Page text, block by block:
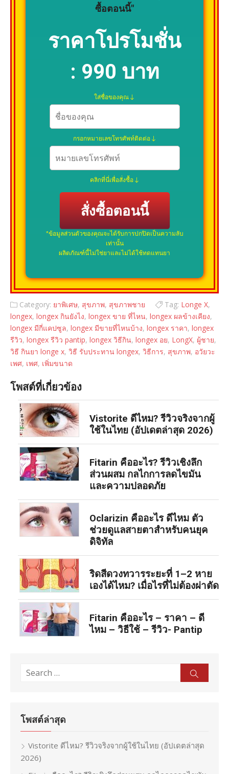
ซื้อตอนนี้"
ราคาโปรโมชั่น
: 990 บาท
ใส่ชื่อของคุณ
กรอกหมายเลขโทรศัพท์ติดต่อ
คลิกที่นี่เพื่อสั่งซื้อ
สั่งซื้อตอนนี้
*ข้อมูลส่วนตัวของคุณจะได้รับการปกปิดเป็นความลับ
เท่านั้น
ผลิตภัณฑ์นี้ไม่ใช่ยาและไม่ได้ใช้ทดแทนยา
Category: ยาพิเศษ, สุขภาพ, สุขภาพชาย Tag: Longe X,
longex, longex กินยังไง, longex ขาย ที่ไหน, longex ผลข้างเคียง,
longex มีกี่แคปซูล, longex มีขายที่ไหนบ้าง, longex ราคา, longex
รีวิว, longex รีวิว pantip, longex วิธีกิน, longex อย, LongX, ผู้ชาย,
วิธี กินยา longe x, วิธี รับประทาน longex, วิธีการ, สุขภาพ, อวัยวะ
เพศ, เพศ, เพิ่มขนาด
โพสต์ที่เกี่ยวข้อง
Vistorite ดีไหม? รีวิวจริงจากผู้
ใช้ในไทย (อัปเดตล่าสุด 2026)
Fitarin คืออะไร? รีวิวเชิงลึก
ส่วนผสม กลไกการลดไขมัน
และความปลอดภัย
Oclarizin คืออะไร ดีไหม ตัว
ช่วยดูแลสายตาสำหรับคนยุค
ดิจิทัล
ริดสีดวงทวารระยะที่ 1–2 หาย
เองได้ไหม? เมื่อไรที่ไม่ต้องผ่าตัด
Fitarin คืออะไร – ราคา – ดี
ไหม – วิธีใช้ – รีวิว- Pantip
Search
โพสต์ล่าสุด
Vistorite ดีไหม? รีวิวจริงจากผู้ใช้ในไทย (อัปเดตล่าสุด
2026)